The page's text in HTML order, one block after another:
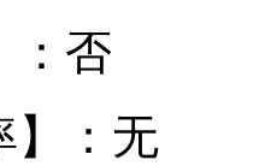
：否
】：无